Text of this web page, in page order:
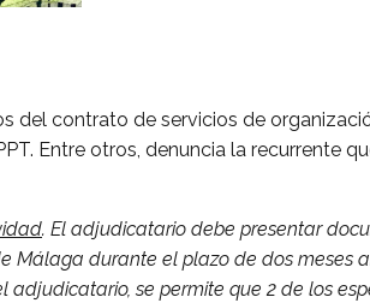
del contrato de servicios de
Entre otros, denuncia la
. El adjudicatario debe presentar
Málaga durante el plazo de dos meses
adjudicatario, se permite que 2 de los